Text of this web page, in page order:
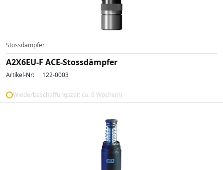
Stossdämpfer
A2X6EU-F ACE-Stossdämpfer
Artikel-Nr: 122-0003
Wiederbeschaffungszeit ca. 6 Woche(n)